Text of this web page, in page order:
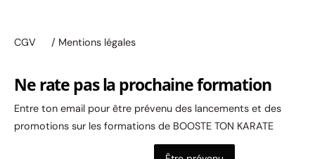
CGV / Mentions légales
Ne rate pas la prochaine formation
Entre ton email pour être prévenu des lancements et des
promotions sur les formations de BOOSTE TON KARATE